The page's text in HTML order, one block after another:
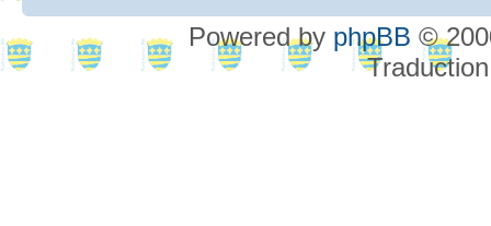
Powered by phpBB ©